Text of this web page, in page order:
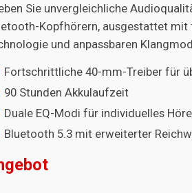
Sie unvergleichliche
Kopfhörern, ausgestattet
und anpassbaren
Fortschrittliche 40-mm-Treiber für
90 Stunden Akkulaufzeit
Duale EQ-Modi für individuelles
Bluetooth 5.3 mit erweiterter